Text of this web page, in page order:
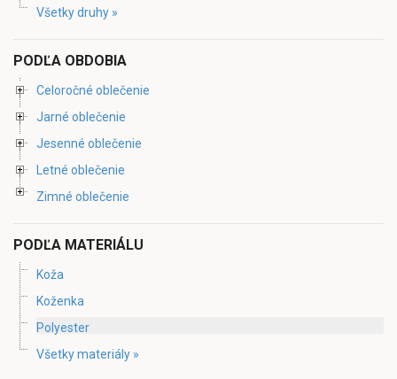
Všetky druhy »
PODĽA OBDOBIA
Celoročné oblečenie
Jarné oblečenie
Jesenné oblečenie
Letné oblečenie
Zimné oblečenie
PODĽA MATERIÁLU
Koža
Koženka
Polyester
Všetky materiály »